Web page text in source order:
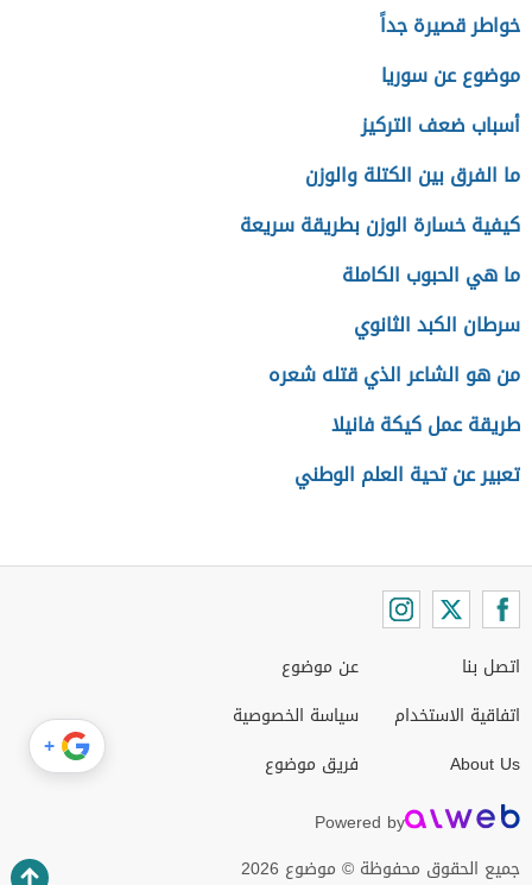
خواطر قصيرة جداً
موضوع عن سوريا
أسباب ضعف التركيز
ما الفرق بين الكتلة والوزن
كيفية خسارة الوزن بطريقة سريعة
ما هي الحبوب الكاملة
سرطان الكبد الثانوي
من هو الشاعر الذي قتله شعره
طريقة عمل كيكة فانيلا
تعبير عن تحية العلم الوطني
اتصل بنا
اتفاقية الاستخدام
About Us
عن موضوع
سياسة الخصوصية
فريق موضوع
Powered by
جميع الحقوق محفوظة © موضوع 2026
+